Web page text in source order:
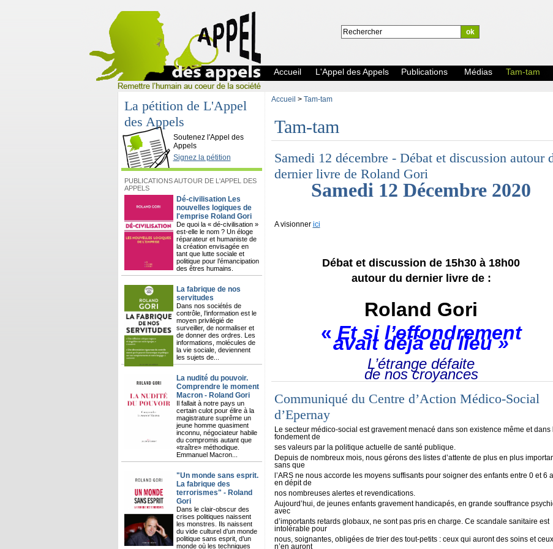
L'Appel des Appels
Accueil L'Appel des Appels Publications Médias Tam-tam
La pétition de L'Appel
des Appels
Soutenez l'Appel des
Appels
Signez la pétition
PUBLICATIONS AUTOUR DE L'APPEL DES
APPELS
Dé-civilisation Les
nouvelles logiques de
l'emprise Roland Gori
De quoi la « dé-civilisation »
est-elle le nom ? Un éloge
réparateur et humaniste de
la création envisagée en
tant que lutte sociale et
politique pour l’émancipation
des êtres humains.
La fabrique de nos
servitudes
Dans nos sociétés de
contrôle, l’information est le
moyen privilégié de
surveiller, de normaliser et
de donner des ordres. Les
informations, molécules de
la vie sociale, deviennent
les sujets de...
La nudité du pouvoir.
Comprendre le moment
Macron - Roland Gori
Il fallait à notre pays un
certain culot pour élire à la
magistrature suprême un
jeune homme quasiment
inconnu, négociateur habile
du compromis autant que
«traître» méthodique.
Emmanuel Macron...
"Un monde sans esprit.
La fabrique des
terrorismes" - Roland
Gori
Dans le clair-obscur des
crises politiques naissent
les monstres. Ils naissent
du vide culturel d’un monde
politique sans esprit, d’un
monde où les techniques
Accueil > Tam-tam
Tam-tam
Samedi 12 décembre - Débat et discussion autour
dernier livre de Roland Gori
Samedi 12 Décembre 2020
A visionner ici
Débat et discussion de 15h30 à 18h00
autour du dernier livre de :
Roland Gori
« Et si l’effondrement
avait déjà eu lieu »
L’étrange défaite
de nos croyances
Communiqué du Centre d’Action Médico-Social
d’Epernay
Le secteur médico-social est gravement menacé dans son existence même et dans
fondement de
ses valeurs par la politique actuelle de santé publique.
Depuis de nombreux mois, nous gérons des listes d’attente de plus en plus
sans que
l’ARS ne nous accorde les moyens suffisants pour soigner des enfants entre 0 et 6
en dépit de
nos nombreuses alertes et revendications.
Aujourd’hui, de jeunes enfants gravement handicapés, en grande souffrance
avec
d’importants retards globaux, ne sont pas pris en charge. Ce scandale sanitaire est
intolérable pour
nous, soignantes, obligées de trier des tout-petits : ceux qui auront des soins et
n’en auront